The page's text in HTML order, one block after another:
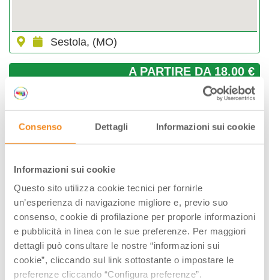
Consenso Dettagli Informazioni sui cookie
Informazioni sui cookie
Questo sito utilizza cookie tecnici per fornirle
un’esperienza di navigazione migliore e, previo suo
consenso, cookie di profilazione per proporle informazioni
e pubblicità in linea con le sue preferenze. Per maggiori
dettagli può consultare le nostre “informazioni sui
cookie”, cliccando sul link sottostante o impostare le
preferenze cliccando “Configura preferenze”.
Sestola, (MO)
A PARTIRE DA 18.00 €
GIORNI & ORARI
Luglio-2026
Lun
Mar Mer Gio Ven Sab
Dom
13
17
23
27
28 29 30 31 01
02
03
04 05 06 07 08
Visualizza gli orari nei giorni evidenziati cliccandovi sopra